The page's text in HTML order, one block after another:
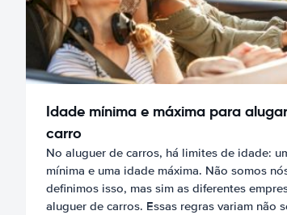
Idade mínima e máxima para
carro
No aluguer de carros, há limites de idade:
mínima e uma idade máxima. Não somos
definimos isso, mas sim as diferentes
aluguer de carros. Essas regras variam não